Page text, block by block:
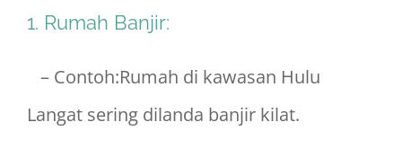
1. Rumah Banjir:
– Contoh:Rumah di kawasan Hulu
Langat sering dilanda banjir kilat.